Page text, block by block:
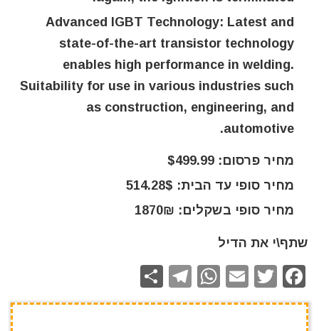
Advanced IGBT Technology: Latest and
state-of-the-art transistor technology
enables high performance in welding.
Suitability for use in various industries such
as construction, engineering, and
automotive.
מחיר פרסום: $499.99
מחיר סופי עד הבית: 514.28$
מחיר סופי בשקלים: 1870₪
שתף\י את הדיל
F
a
T
w
E
m
W
h
T
el
h